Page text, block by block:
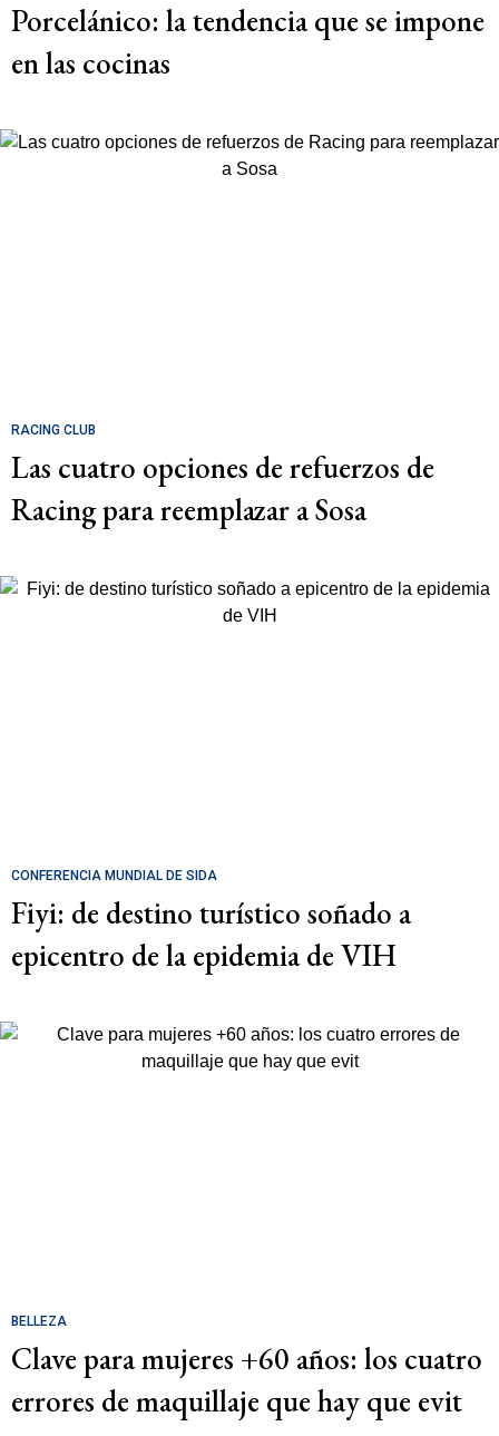
Porcelánico: la tendencia que se impone
en las cocinas
RACING CLUB
Las cuatro opciones de refuerzos de
Racing para reemplazar a Sosa
CONFERENCIA MUNDIAL DE SIDA
Fiyi: de destino turístico soñado a
epicentro de la epidemia de VIH
BELLEZA
Clave para mujeres +60 años: los cuatro
errores de maquillaje que hay que evit